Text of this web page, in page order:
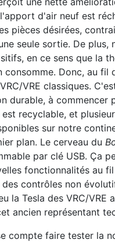
d'air neuf est
pièces désirées,
seule sortie. De
en ce sens que la
consomme. Donc, au fil
VRE classiques.
durable, à commencer
recyclable, et
sur notre
plan. Le cerveau du
par clé USB. Ça
fonctionnalités au
contrôles non
la Tesla des VRC/
ancien représentant
compte faire tester la